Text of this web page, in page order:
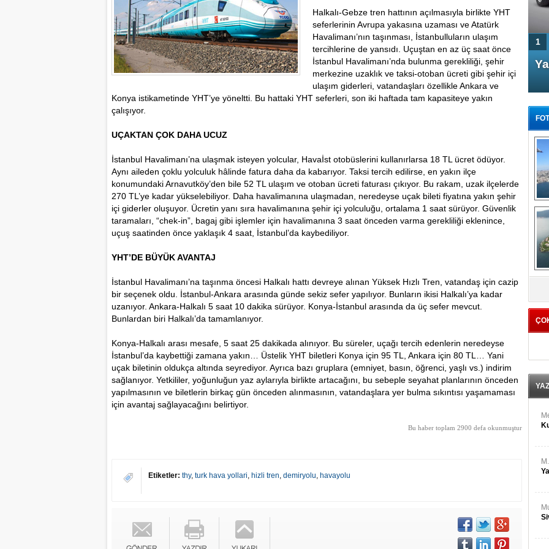
Halkalı-Gebze tren hattının açılmasıyla birlikte YHT
seferlerinin Avrupa yakasına uzaması ve Atatürk
Havalimanı’nın taşınması, İstanbulluların ulaşım
tercihlerine de yansıdı. Uçuştan en az üç saat önce
İstanbul Havalimanı’nda bulunma gerekliliği, şehir
merkezine uzaklık ve taksi-otoban ücreti gibi şehir içi
ulaşım giderleri, vatandaşları özellikle Ankara ve
Konya istikametinde YHT’ye yöneltti. Bu hattaki YHT seferleri, son iki haftada tam kapasiteye yakın
çalışıyor.
UÇAKTAN ÇOK DAHA UCUZ
İstanbul Havalimanı’na ulaşmak isteyen yolcular, Havaİst otobüslerini kullanırlarsa 18 TL ücret ödüyor.
Aynı aileden çoklu yolculuk hâlinde fatura daha da kabarıyor. Taksi tercih edilirse, en yakın ilçe
konumundaki Arnavutköy’den bile 52 TL ulaşım ve otoban ücreti faturası çıkıyor. Bu rakam, uzak ilçelerde
270 TL’ye kadar yükselebiliyor. Daha havalimanına ulaşmadan, neredeyse uçak bileti fiyatına yakın şehir
içi giderler oluşuyor. Ücretin yanı sıra havalimanına şehir içi yolculuğu, ortalama 1 saat sürüyor. Güvenlik
taramaları, “chek-in”, bagaj gibi işlemler için havalimanına 3 saat önceden varma gerekliliği eklenince,
uçuş saatinden önce yaklaşık 4 saat, İstanbul’da kaybediliyor.
YHT’DE BÜYÜK AVANTAJ
İstanbul Havalimanı’na taşınma öncesi Halkalı hattı devreye alınan Yüksek Hızlı Tren, vatandaş için cazip
bir seçenek oldu. İstanbul-Ankara arasında günde sekiz sefer yapılıyor. Bunların ikisi Halkalı’ya kadar
uzanıyor. Ankara-Halkalı 5 saat 10 dakika sürüyor. Konya-İstanbul arasında da üç sefer mevcut.
Bunlardan biri Halkalı’da tamamlanıyor.
Konya-Halkalı arası mesafe, 5 saat 25 dakikada alınıyor. Bu süreler, uçağı tercih edenlerin neredeyse
İstanbul’da kaybettiği zamana yakın… Üstelik YHT biletleri Konya için 95 TL, Ankara için 80 TL… Yani
uçak biletinin oldukça altında seyrediyor. Ayrıca bazı gruplara (emniyet, basın, öğrenci, yaşlı vs.) indirim
sağlanıyor. Yetkililer, yoğunluğun yaz aylarıyla birlikte artacağını, bu sebeple seyahat planlarının önceden
yapılmasının ve biletlerin birkaç gün önceden alınmasının, vatandaşlara yer bulma sıkıntısı yaşamaması
için avantaj sağlayacağını belirtiyor.
Bu haber toplam 2900 defa okunmuştur
Etiketler: thy, turk hava yollari, hizli tren, demiryolu, havayolu
4 Kapılı AMG GT Coupe
Türkiye'de satışa çıktı
1